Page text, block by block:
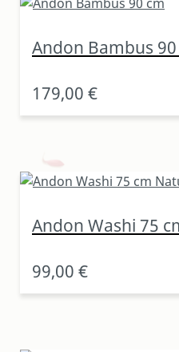
Andon Bambus
179,00 €
Andon Washi 75
99,00 €